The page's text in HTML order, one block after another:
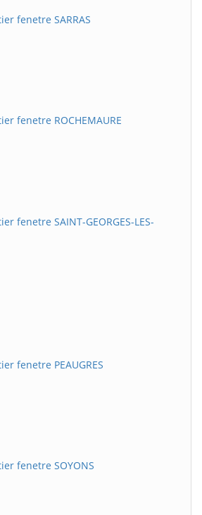
fenetre SARRAS
fenetre ROCHEMAURE
fenetre SAINT-GEORGES-LES-
fenetre PEAUGRES
fenetre SOYONS